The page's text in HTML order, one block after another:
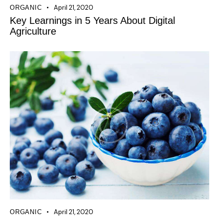
ORGANIC April 21, 2020
Key Learnings in 5 Years About Digital
Agriculture
ORGANIC April 21, 2020